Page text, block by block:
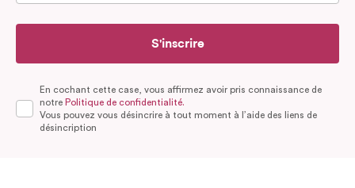
S'inscrire
En cochant cette case, vous affirmez avoir pris connaissance de
notre Politique de confidentialité.
Vous pouvez vous désincrire à tout moment à l’aide des liens de
désincription